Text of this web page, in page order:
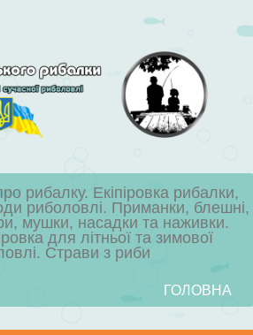
рибалку. Екіпіровка рибалки,
риболовлі. Приманки, блешні,
мушки, насадки та наживки.
для літньої та зимової
Страви з риби
ГОЛОВНА